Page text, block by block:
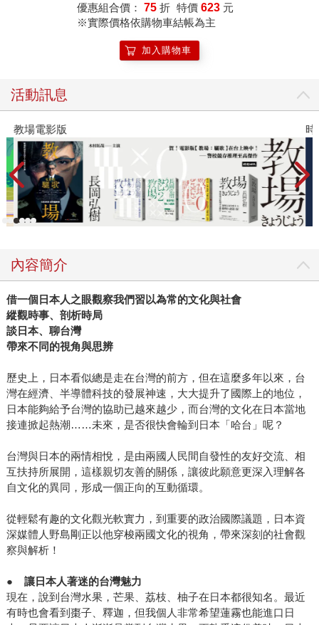
優惠組合價： 75 折 特價 623 元
※實際價格依購物車結帳為主
加入購物車
活動訊息
教場電影版 時
內容簡介
借一個日本人之眼觀察我們習以為常的文化與社會
縱觀時事、剖析時局
談日本、聊台灣
帶來不同的視角與思辨
歷史上，日本看似總是走在台灣的前方，但在這麼多年以來，台
灣在經濟、半導體科技的發展神速，大大提升了國際上的地位，
日本能夠給予台灣的協助已越來越少，而台灣的文化在日本當地
接連掀起熱潮……未來，是否很快會輪到日本「哈台」呢？
台灣與日本的兩情相悅，是由兩國人民間自發性的友好交流、相
互扶持所展開，這樣親切友善的關係，讓彼此願意更深入理解各
自文化的異同，形成一個正向的互動循環。
從輕鬆有趣的文化觀光軟實力，到重要的政治國際議題，日本資
深媒體人野島剛正以他穿梭兩國文化的視角，帶來深刻的社會觀
察與解析！
● 讓日本人著迷的台灣魅力
現在，說到台灣水果，芒果、荔枝、柚子在日本都很知名。最近
有時也會看到棗子、釋迦，但我個人非常希望蓮霧也能進口日